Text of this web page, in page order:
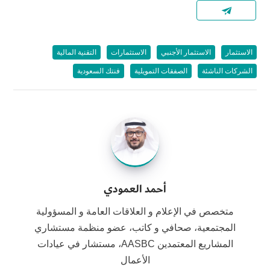
الاستثمار الاستثمار الأجنبي الاستثمارات التقنية المالية
الشركات الناشئة الصفقات التمويلية فنتك السعودية
أحمد العمودي
متخصص في الإعلام و العلاقات العامة و المسؤولية
المجتمعية، صحافي و كاتب، عضو منظمة مستشاري
المشاريع المعتمدين AASBC، مستشار في عيادات
الأعمال